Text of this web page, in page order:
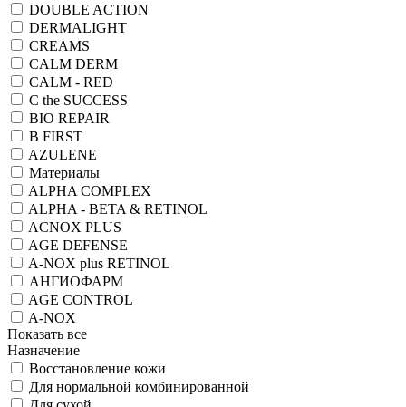
DOUBLE ACTION
DERMALIGHT
CREAMS
CALM DERM
CALM - RED
C the SUCCESS
BIO REPAIR
B FIRST
AZULENE
Материалы
ALPHA COMPLEX
ALPHA - BETA & RETINOL
ACNOX PLUS
AGE DEFENSE
A-NOX plus RETINOL
АНГИОФАРМ
AGE CONTROL
A-NOX
Показать все
Назначение
Восстановление кожи
Для нормальной комбинированной